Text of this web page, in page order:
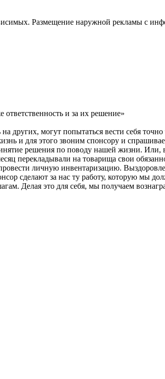
Размещение наружной рекламы с
и за их решение»
других, могут попытаться вести себя
и для этого звоним спонсору и
решения по поводу нашей жизни.
перекладывали на товарища свои
личную инвентаризацию.
сделают за нас ту работу, которую мы
Делая это для себя, мы получаем